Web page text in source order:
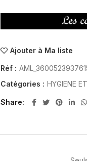
Ajouter à Ma liste
Réf :
Catégories : HYGIENE
Share